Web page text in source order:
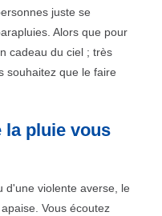
juste se
Alors que pour
cadeau du ciel ; très
souhaitez que le faire
la pluie vous
d'une violente averse, le
Vous écoutez